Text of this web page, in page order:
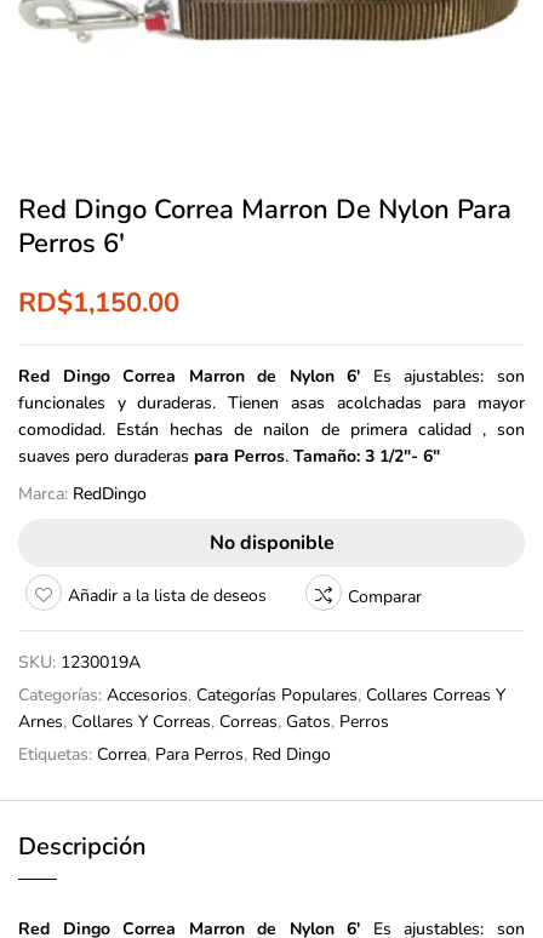
Red Dingo Correa Marron De Nylon Para
Perros 6′
RD$1,150.00
Red Dingo Correa Marron de Nylon 6′ Es ajustables: son
funcionales y duraderas. Tienen asas acolchadas para mayor
comodidad. Están hechas de nailon de primera calidad , son
suaves pero duraderas para Perros. Tamaño: 3 1/2″- 6″
Marca: RedDingo
No disponible
Añadir a la lista de deseos Comparar
SKU: 1230019A
Categorías: Accesorios, Categorías Populares, Collares Correas Y
Arnes, Collares Y Correas, Correas, Gatos, Perros
Etiquetas: Correa, Para Perros, Red Dingo
Descripción
Red Dingo Correa Marron de Nylon 6′ Es ajustables: son